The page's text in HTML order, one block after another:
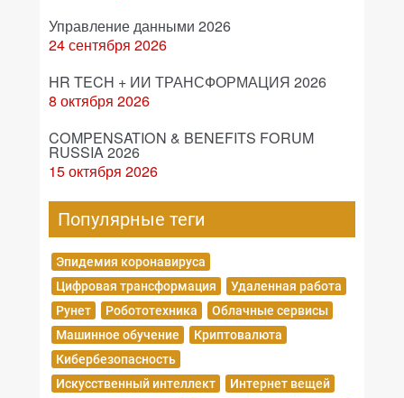
Управление данными 2026
24 сентября 2026
HR TECH + ИИ ТРАНСФОРМАЦИЯ 2026
8 октября 2026
COMPENSATION & BENEFITS FORUM
RUSSIA 2026
15 октября 2026
Популярные теги
Эпидемия коронавируса
Цифровая трансформация
Удаленная работа
Рунет
Робототехника
Облачные сервисы
Машинное обучение
Криптовалюта
Кибербезопасность
Искусственный интеллект
Интернет вещей